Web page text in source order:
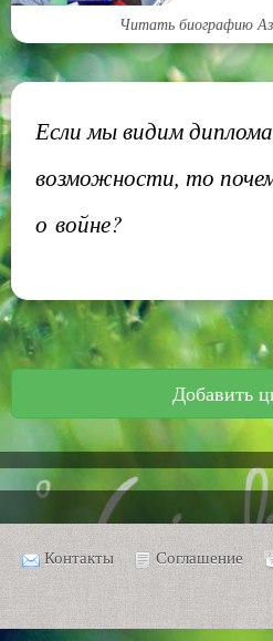
Читать биографию
Если мы видим
возможности, то
о войне?
Добавить
Контакты Соглашение